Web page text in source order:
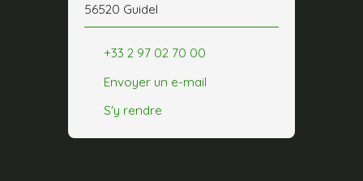
56520 Guidel
+33 2 97 02 70 00
Envoyer un e-mail
S'y rendre